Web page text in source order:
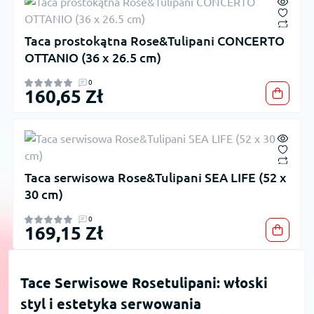
Taca prostokątna Rose&Tulipani CONCERTO
OTTANIO (36 x 26.5 cm)
0
160,65 Zł
Taca serwisowa Rose&Tulipani SEA LIFE (52 x
30 cm)
0
169,15 Zł
Tace Serwisowe Rosetulipani: włoski
styl i estetyka serwowania